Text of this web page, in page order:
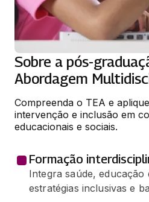
Sobre a pós-
Abordagem
Compreenda o TEA e
intervenção e inclusão em
educacionais e sociais.
Formação
Integra saúde, educação
estratégias inclusivas e